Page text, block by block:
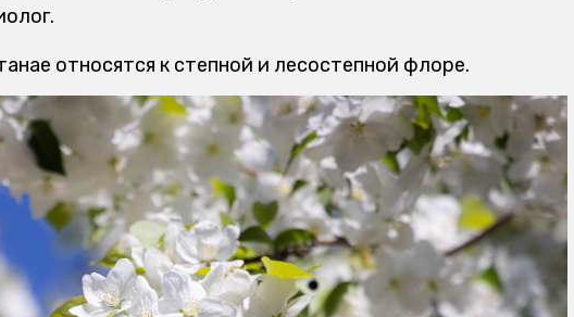
относятся к степной и лесостепной флоре.